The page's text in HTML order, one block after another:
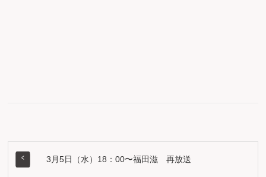
3月5日（水）18：00〜福田滋 再放送